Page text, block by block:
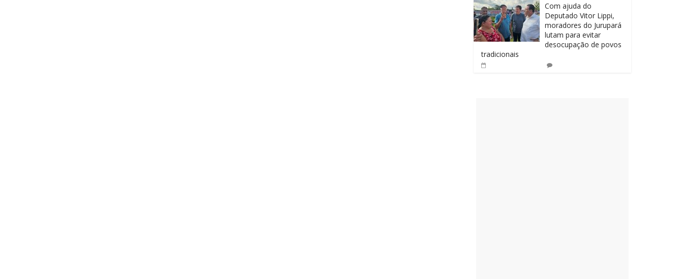
Com ajuda do
Deputado Vitor Lippi,
moradores do Jurupará
lutam para evitar
desocupação de povos
tradicionais